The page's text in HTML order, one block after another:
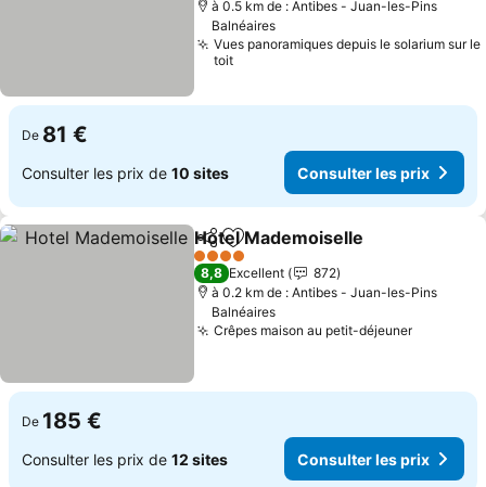
à 0.5 km de : Antibes - Juan-les-Pins
Balnéaires
Vues panoramiques depuis le solarium sur le
toit
De 81 €
Consulter les prix de 10 sites Consulter les prix
PartagerAjouter à mes favoris
Hotel Mademoiselle
4 Étoiles
8,8 Excellent
872
à 0.2 km de : Antibes - Juan-les-Pins
Balnéaires
Crêpes maison au petit-déjeuner
De 185 €
Consulter les prix de 12 sites Consulter les prix